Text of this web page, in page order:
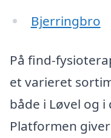
Bjerringbro
På find-
et varieret
både i Løvel og
Platformen